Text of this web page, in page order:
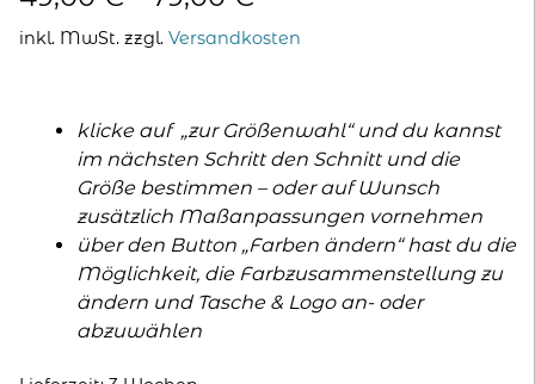
inkl. MwSt. zzgl. Versandkosten
klicke auf „zur Größenwahl“ und du kannst
im nächsten Schritt den Schnitt und die
Größe bestimmen – oder auf Wunsch
zusätzlich Maßanpassungen vornehmen
über den Button „Farben ändern“ hast du die
Möglichkeit, die Farbzusammenstellung zu
ändern und Tasche & Logo an- oder
abzuwählen